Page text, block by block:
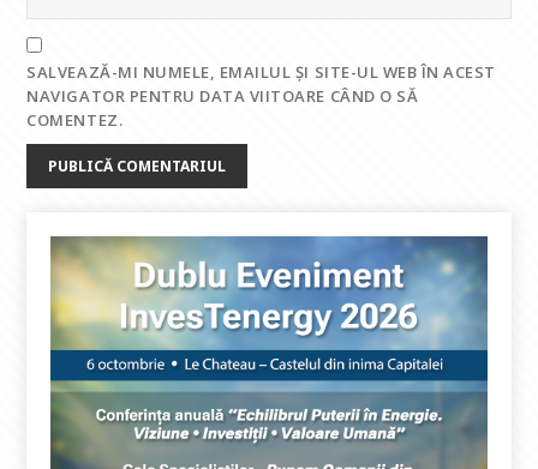
SALVEAZĂ-MI NUMELE, EMAILUL ȘI SITE-UL WEB ÎN ACEST
NAVIGATOR PENTRU DATA VIITOARE CÂND O SĂ
COMENTEZ.